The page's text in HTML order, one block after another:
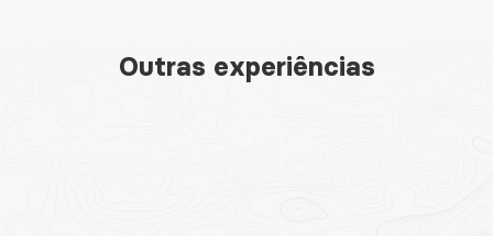
Outras experiências